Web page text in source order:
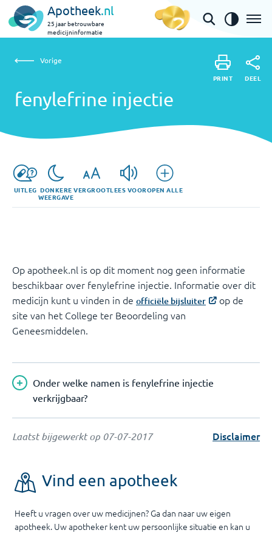
Apotheek.nl
25 jaar betrouwbare
medicijninformatie
fenylefrine injectie
Vorige
fenylefrine injectie
PRINT DEEL
UITLEG DONKERE
WEERGAVE
VERGROOTLEES VOOROPEN ALLE
Op apotheek.nl is op dit moment nog geen informatie
beschikbaar over fenylefrine injectie. Informatie over dit
medicijn kunt u vinden in de officiële bijsluiter
op de
site van het College ter Beoordeling van
Geneesmiddelen.
Onder welke namen is fenylefrine injectie
verkrijgbaar?
Laatst bijgewerkt op 07-07-2017 Disclaimer
Vind een apotheek
Heeft u vragen over uw medicijnen? Ga dan naar uw eigen
apotheek. Uw apotheker kent uw persoonlijke situatie en kan u